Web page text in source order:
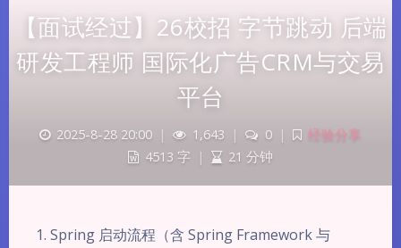
【面试经过】26校招 字节跳动 后端
研发工程师 国际化广告CRM与交易
平台
2025-8-28 20:00 | 1,643 | 0 |
经验分享
4513 字
| 21 分钟
1. Spring 启动流程（含 Spring Framework 与